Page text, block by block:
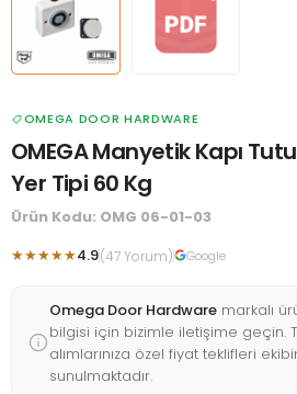
OMEGA DOOR HARDWARE
OMEGA Manyetik Kapı
Yer Tipi 60 Kg
Ürün Kodu: OMG 06-01-03
★★★★★4.9(47 Yorum) Google
Omega Door Hardware markalı
bilgisi için bizimle iletişime geçin.
alımlarınıza özel fiyat teklifleri
sunulmaktadır.